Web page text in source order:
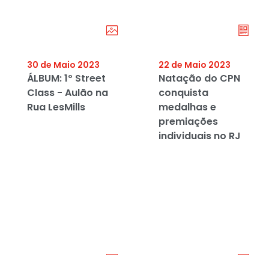
30 de Maio 2023
ÁLBUM: 1º Street
Class - Aulão na
Rua LesMills
22 de Maio 2023
Natação do CPN
conquista
medalhas e
premiações
individuais no RJ